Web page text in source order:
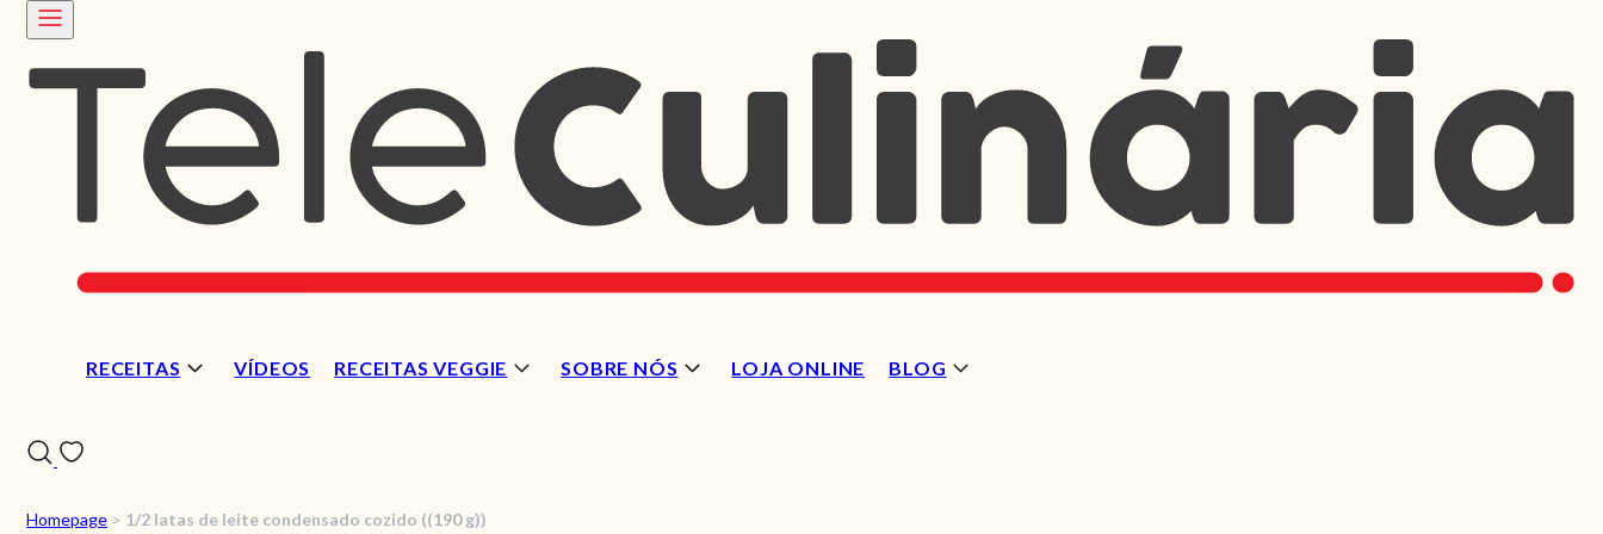
RECEITAS VÍDEOS RECEITAS VEGGIE SOBRE NÓS LOJA ONLINE BLOG
Homepage > 1/2 latas de leite condensado cozido ((190 g))